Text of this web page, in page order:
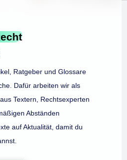
Ratgeber und Glossare
Dafür arbeiten wir als
Textern, Rechtsexperten
Abständen
auf Aktualität, damit du